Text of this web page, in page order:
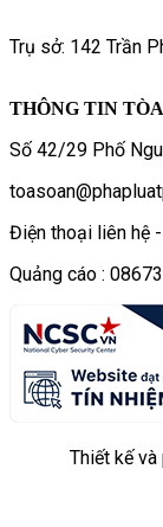
Trụ sở: 142 Trần
THÔNG TIN
Số 42/29 Phố
Điện thoại liên hệ
Quảng cáo :
Thiết kế